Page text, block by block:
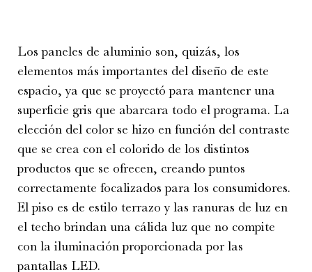
Los paneles de aluminio son, quizás, los
elementos más importantes del diseño de este
espacio, ya que se proyectó para mantener una
superficie gris que abarcara todo el programa. La
elección del color se hizo en función del contraste
que se crea con el colorido de los distintos
productos que se ofrecen, creando puntos
correctamente focalizados para los consumidores.
El piso es de estilo terrazo y las ranuras de luz en
el techo brindan una cálida luz que no compite
con la iluminación proporcionada por las
pantallas LED.